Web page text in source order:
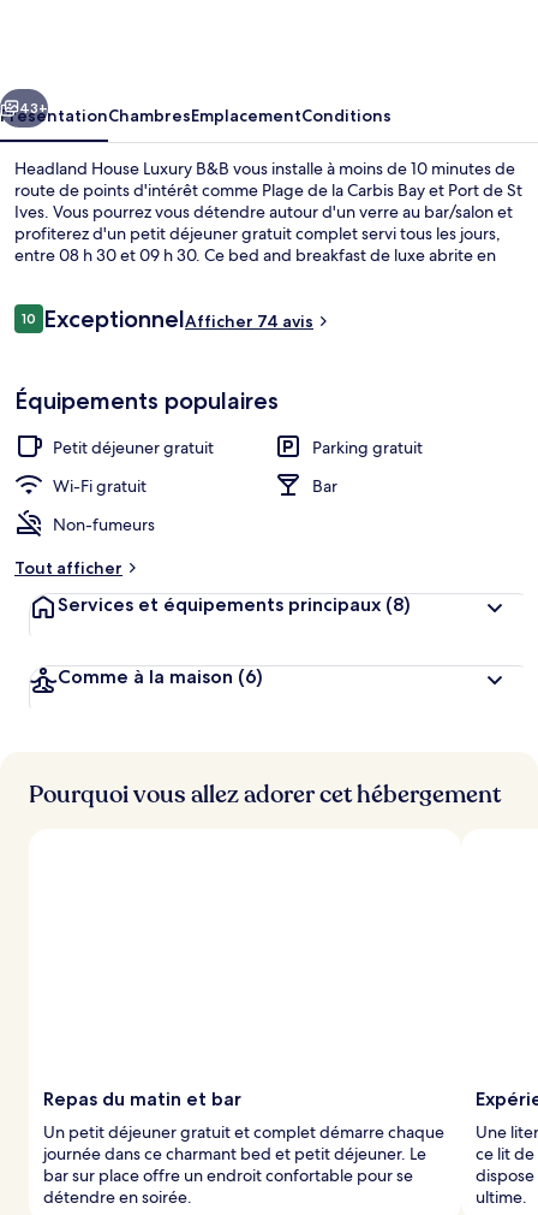
Suivant
43+
PrésentationChambresEmplacementConditions
Headland House Luxury B&B vous installe à moins de 10 minutes de
route de points d'intérêt comme Plage de la Carbis Bay et Port de St
Ives. Vous pourrez vous détendre autour d'un verre au bar/salon et
profiterez d'un petit déjeuner gratuit complet servi tous les jours,
entre 08 h 30 et 09 h 30. Ce bed and breakfast de luxe abrite en
Avis
voyageurs
1010 sur 10
ExceptionnelAfficher 74 avis
Équipements populaires
Petit déjeuner gratuit
Parking gratuit
Wi-Fi gratuit
Bar
Non-fumeurs
Tout afficher
Services et équipements principaux (8)
Comme à la maison (6)
Pourquoi vous allez adorer cet hébergement
Repas du matin et bar
Un petit déjeuner gratuit et complet démarre chaque
journée dans ce charmant bed et petit déjeuner. Le
bar sur place offre un endroit confortable pour se
détendre en soirée.
Une
ce lit
ultime.